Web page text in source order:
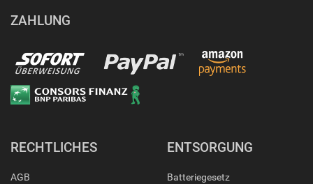
ZAHLUNG
RECHTLICHES
AGB
ENTSORGUNG
Batteriegesetz